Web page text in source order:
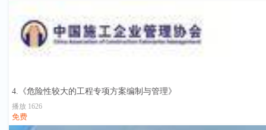
4.《危险性较大的工程专项方案编制与管理》
播放 1626
免费